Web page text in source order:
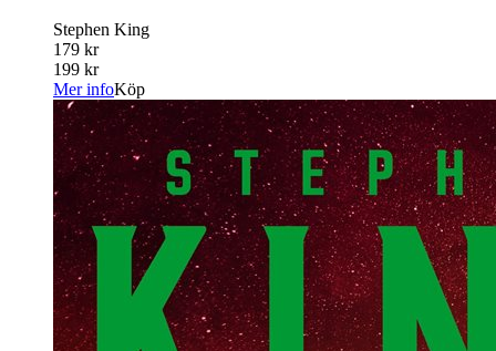
Stephen King
179 kr
199 kr
Mer infoKöp